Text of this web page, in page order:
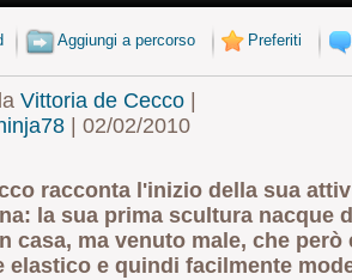
Aggiungi a percorso Preferiti
Vittoria de Cecco|
| 02/02/2010
racconta l'inizio della sua
la sua prima scultura nacque
casa, ma venuto male, che però
elastico e quindi facilmente